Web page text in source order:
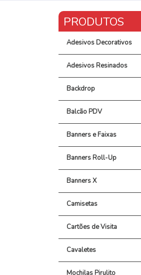
Adesivos Decorativos
Adesivos Resinados
Backdrop
Balcão PDV
Banners e Faixas
Banners Roll-Up
Banners X
Camisetas
Cartões de Visita
Cavaletes
Mochilas Pirulito